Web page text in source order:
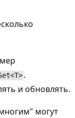
.
и обновлять.
могут